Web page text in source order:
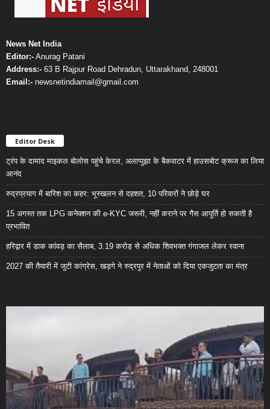
News Net India
Editor:- Anurag Patani
Address:- 63 B Rajpur Road Dehradun, Uttarakhand, 248001
Email:- newsnetindiamail@gmail.com
Editor Desk
ट्रंप के दामाद माइकल बोलोस पहुंचे केरल, अलाप्पुझा के बैकवाटर में हाउसबोट क्रूज का लिया
आनंद
रुद्रप्रयाग में बारिश का कहर: भूस्खलन से दहशत, 10 परिवारों ने छोड़े घर
15 अगस्त तक LPG कनेक्शन की e-KYC जरूरी, नहीं कराने पर गैस आपूर्ति हो सकती है
प्रभावित
हरिद्वार में डाक कांवड़ का सैलाब, 3.19 करोड़ से अधिक शिवभक्त गंगाजल लेकर रवाना
2027 की तैयारी में जुटी कांग्रेस, खड़गे ने रुद्रपुर में नेताओं को दिया एकजुटता का मंत्र